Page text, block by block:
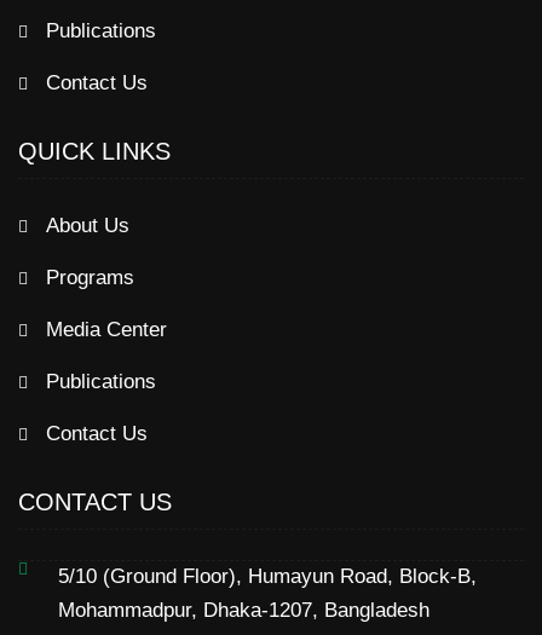
Publications
Contact Us
QUICK LINKS
About Us
Programs
Media Center
Publications
Contact Us
CONTACT US
5/10 (Ground Floor), Humayun Road, Block-B,
Mohammadpur, Dhaka-1207, Bangladesh